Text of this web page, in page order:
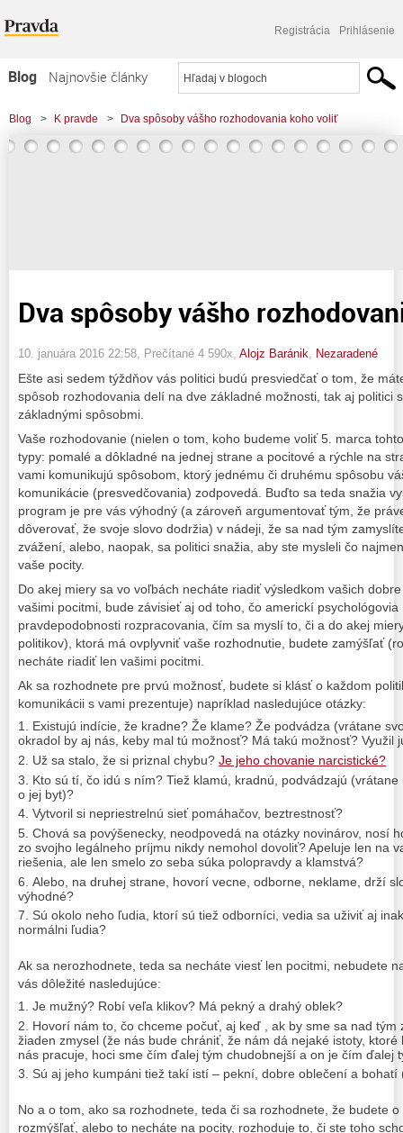
Registrácia Prihlásenie
Blog
Najnovšie články
Najčítanejšie články
Najkomentovanejšie články
Blog > K pravde > Dva spôsoby vášho rozhodovania koho voliť
Dva spôsoby vášho
10. januára 2016 22:58 , Prečítané 4 590x, Alojz Baránik Nezaradené
Ešte asi sedem týždňov vás politici budú presviedčať o tom, že
spôsob rozhodovania delí na dve základné možnosti, tak aj politici
základnými spôsobmi.
Vaše rozhodovanie (nielen o tom, koho budeme voliť 5. marca
typy: pomalé a dôkladné na jednej strane a pocitové a rýchle na
vami komunikujú spôsobom, ktorý jednému či druhému spôsobu
komunikácie (presvedčovania) zodpovedá. Buďto sa teda snažia
program je pre vás výhodný (a zároveň argumentovať tým, že
dôverovať, že svoje slovo dodržia) v nádeji, že sa nad tým
zvážení, alebo, naopak, sa politici snažia, aby ste mysleli čo
vaše pocity.
Do akej miery sa vo voľbách necháte riadiť výsledkom vašich
vašimi pocitmi, bude závisieť aj od toho, čo americkí
pravdepodobnosti rozpracovania, čím sa myslí to, či a do akej
politikov), ktorá má ovplyvniť vaše rozhodnutie, budete zamýšľať
necháte riadiť len vašimi pocitmi.
Ak sa rozhodnete pre prvú možnosť, budete si klásť o každom
komunikácii s vami prezentuje) napríklad nasledujúce otázky:
Existujú indície, že kradne? Že klame? Že podvádza (vrátane
okradol by aj nás, keby mal tú možnosť? Má takú možnosť? Využil
Už sa stalo, že si priznal chybu? Je jeho chovanie narcistické?
Kto sú tí, čo idú s ním? Tiež klamú, kradnú, podvádzajú
o jej byt)?
Vytvoril si nepriestrelnú sieť pomáhačov, beztrestnosť?
Chová sa povýšenecky, neodpovedá na otázky novinárov, nosí
zo svojho legálneho príjmu nikdy nemohol dovoliť? Apeluje len na
riešenia, ale len smelo zo seba súka polopravdy a klamstvá?
Alebo, na druhej strane, hovorí vecne, odborne, neklame, drží
výhodné?
Sú okolo neho ľudia, ktorí sú tiež odborníci, vedia sa uživiť aj
normálni ľudia?
Ak sa nerozhodnete, teda sa necháte viesť len pocitmi, nebudete
vás dôležité nasledujúce:
Je mužný? Robí veľa klikov? Má pekný a drahý oblek?
Hovorí nám to, čo chceme počuť, aj keď , ak by sme sa nad tým
žiaden zmysel (že nás bude chrániť, že nám dá nejaké istoty,
nás pracuje, hoci sme čím ďalej tým chudobnejší a on je čím ďalej
Sú aj jeho kumpáni tiež takí istí – pekní, dobre oblečení a bohatí
No a o tom, ako sa rozhodnete, teda či sa rozhodnete, že budete
rozmýšľať, alebo to necháte na pocity, rozhoduje to, či ste toho